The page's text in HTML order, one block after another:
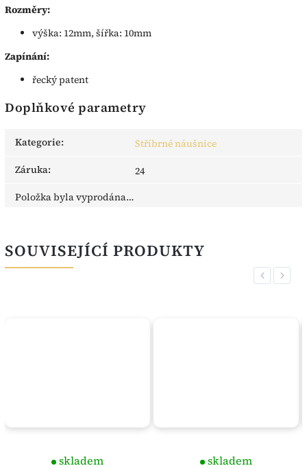
Rozměry:
výška: 12mm, šířka: 10mm
Zapínání:
řecký patent
Doplňkové parametry
Kategorie:
Stříbrné náušnice
Záruka:
24
Položka byla vyprodána…
SOUVISEJÍCÍ PRODUKTY
Previous
skladem skladem
Next